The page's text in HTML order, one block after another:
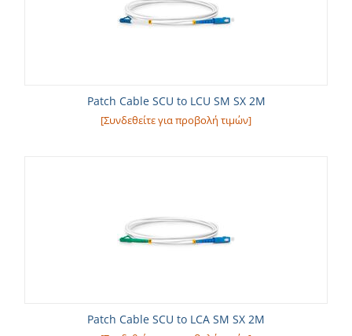
Patch Cable SCU to LCU SM SX 2M
[Συνδεθείτε για προβολή τιμών]
Patch Cable SCU to LCA SM SX 2M